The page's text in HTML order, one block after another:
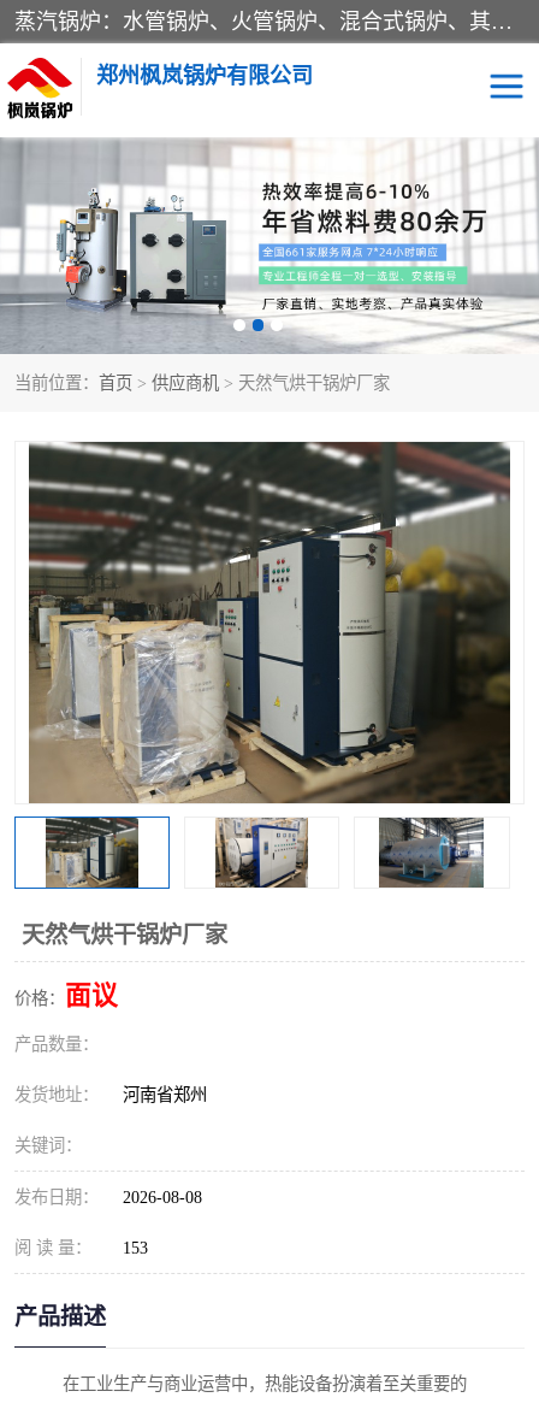
蒸汽锅炉：水管锅炉、火管锅炉、混合式锅炉、其他蒸汽锅炉； 热水锅炉：家用型集中供暖用热水锅炉、其他热水锅炉； 有机热载体锅炉； 船用蒸汽锅炉； （锅炉用辅助设备及装置）蒸汽冷凝器：表面冷凝器、混合式冷凝器、空冷式冷凝器、其他蒸汽冷凝器； 锅炉用辅助设备：节热器、蒸汽收集器、蓄能器、烟垢清除器、气体回收器、泥渣刮除器、空气预热器、其他锅炉用辅助设备；
郑州枫岚锅炉有限公司
当前位置： 首页 > 供应商机 > 天然气烘干锅炉厂家
天然气烘干锅炉厂家
价格： 面议
产品数量：
发货地址： 河南省郑州
关键词：
发布日期： 2026-08-08
阅 读 量： 153
产品描述
在工业生产与商业运营中，热能设备扮演着至关重要的